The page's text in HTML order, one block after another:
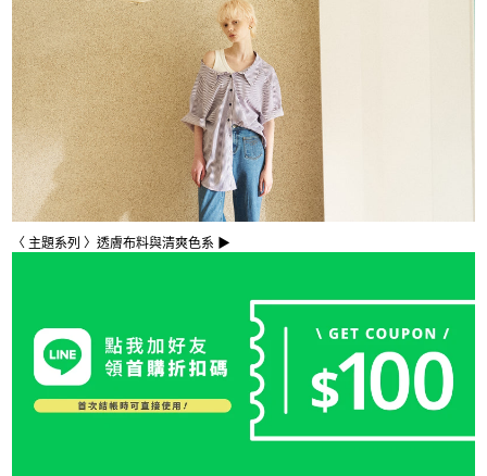
〈 主題系列 〉透膚布料與清爽色系 ▶